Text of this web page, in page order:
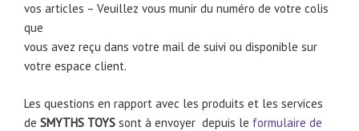
vos articles – Veuillez vous munir du numéro de votre colis
que
vous avez reçu dans votre mail de suivi ou disponible sur
votre espace client.
Les questions en rapport avec les produits et les services
de SMYTHS TOYS sont à envoyer depuis le formulaire de